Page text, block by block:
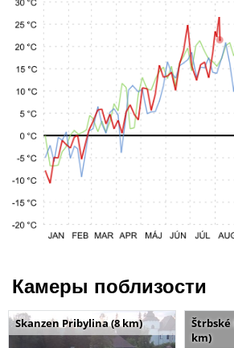
Камеры поблизости
Skanzen Pribylina (8 km)
Štrbské
km)